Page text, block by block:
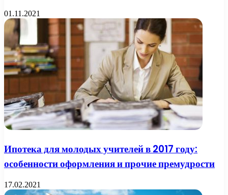
01.11.2021
Ипотека для молодых учителей в 2017 году:
особенности оформления и прочие премудрости
17.02.2021